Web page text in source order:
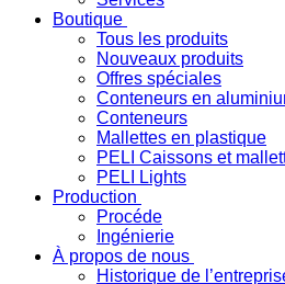
Boutique
Tous les produits
Nouveaux produits
Offres spéciales
Conteneurs en
Conteneurs
Mallettes en plastique
PELI Caissons et
PELI Lights
Production
Procéde
Ingénierie
À propos de nous
Historique de